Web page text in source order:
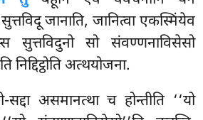
जानाति, जानित्वा एकस्मिंयेव
सुत्तविदुनो सो संवण्णनाविसेसो
निद्दिट्ठोति अत्थयोजना.
असमानत्था च होन्तीति ‘‘यो